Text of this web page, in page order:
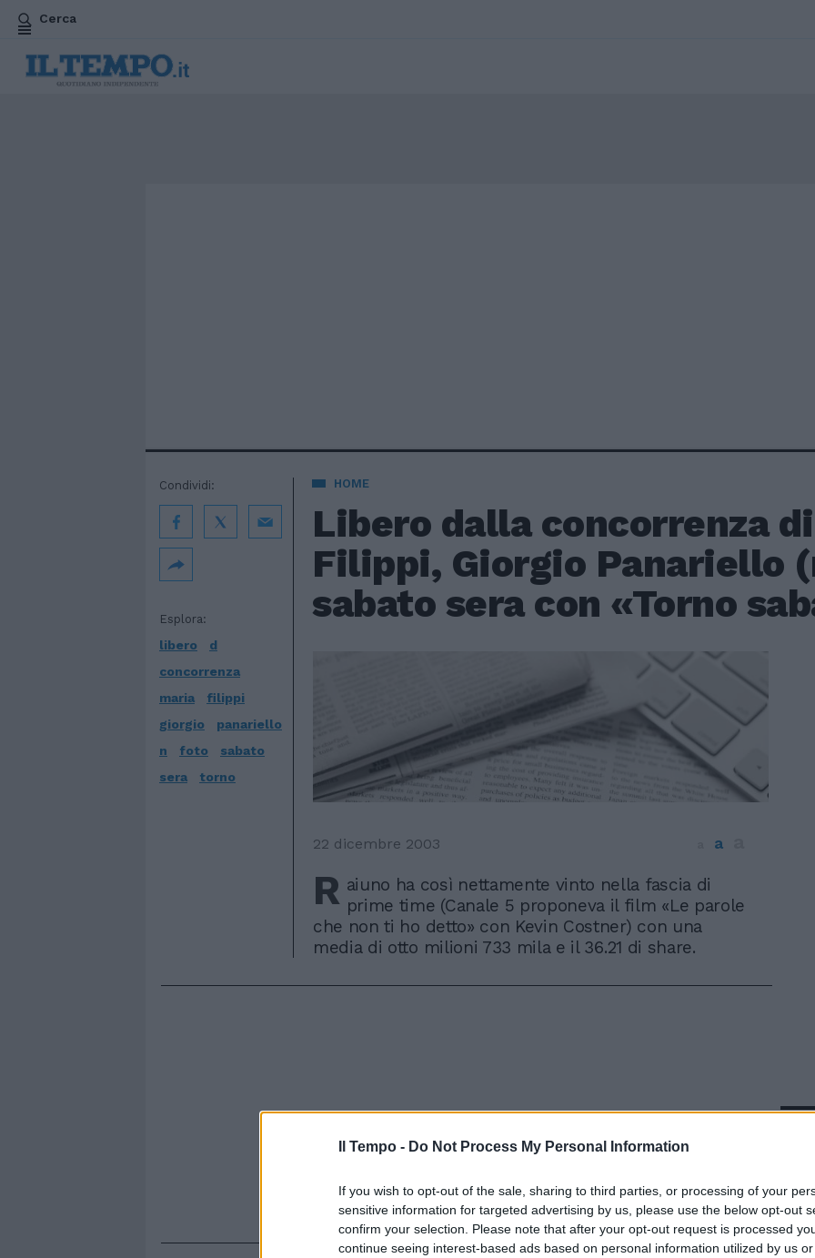
Il Tempo - Do Not Process My Personal Information
If you wish to opt-out of the sale, sharing to third parties, or processing of your
sensitive information for targeted advertising by us, please use the below opt-out
confirm your selection. Please note that after your opt-out request is processed
continue seeing interest-based ads based on personal information utilized by us
Cerca
HOME
Libero dalla concorrenza
Filippi, Giorgio Panariello
sabato sera con «Torno
Esplora:
libero
d
concorrenza
maria
filippi
giorgio
panariello
n
foto
sabato
sera
torno
Condividi:
22 dicembre 2003 a
R aiuno ha così nettamente vinto nella fascia di
prime time (Canale 5 proponeva il film «Le parole
che non ti ho detto» con Kevin Costner) con una
media di otto milioni 733 mila e il 36.21 di share.